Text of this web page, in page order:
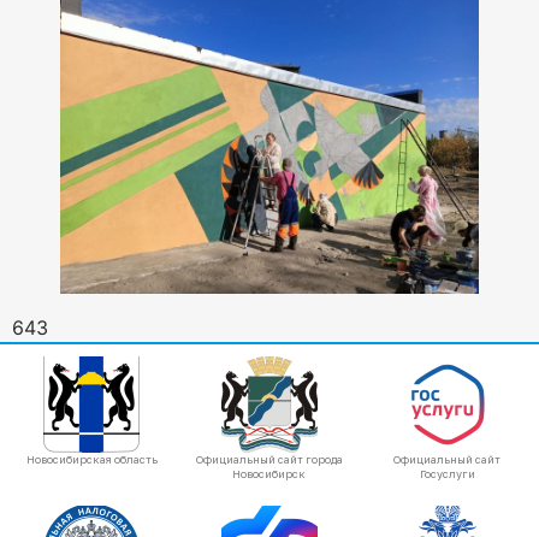
643
Новосибирская область
Официальный сайт города
Новосибирск
Официальный сайт
Госуслуги